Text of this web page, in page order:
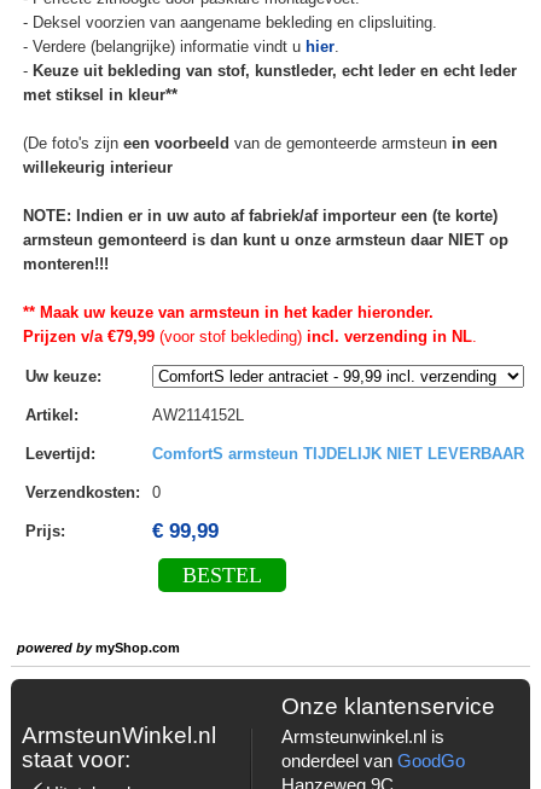
- Deksel voorzien van aangename bekleding en clipsluiting.
- Verdere (belangrijke) informatie vindt u hier.
- Keuze uit bekleding van stof, kunstleder, echt leder en echt leder
met stiksel in kleur**
(De foto's zijn een voorbeeld van de gemonteerde armsteun in een
willekeurig interieur
NOTE: Indien er in uw auto af fabriek/af importeur een (te korte)
armsteun gemonteerd is dan kunt u onze armsteun daar NIET op
monteren!!!
** Maak uw keuze van armsteun in het kader hieronder.
Prijzen v/a €79,99(voor stof bekleding)incl. verzending in NL.
Uw keuze:
Artikel : AW2114152L
Levertijd : ComfortS armsteun TIJDELIJK NIET LEVERBAAR
Verzendkosten: 0
Prijs: € 99,99
BESTEL
powered bymyShop.com
ArmsteunWinkel.nl
staat voor:
Onze klantenservice
Armsteunwinkel.nl is
onderdeel van GoodGo